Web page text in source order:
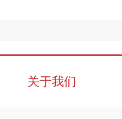
关于我们